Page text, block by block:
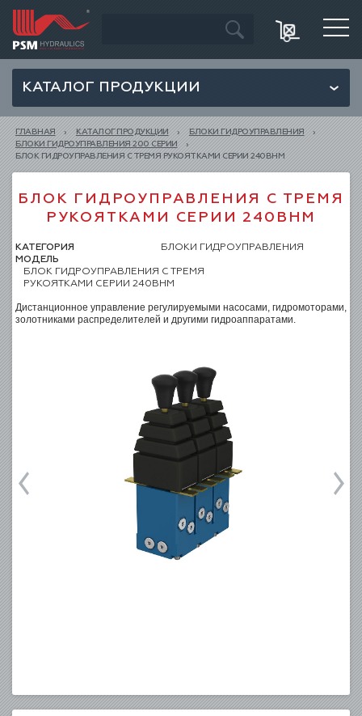
КАТАЛОГ ПРОДУКЦИИ
ГЛАВНАЯ КАТАЛОГ ПРОДУКЦИИ
БЛОКИ ГИДРОУПРАВЛЕНИЯ
БЛОКИ ГИДРОУПРАВЛЕНИЯ 200 СЕРИИ
БЛОК ГИДРОУПРАВЛЕНИЯ С ТРЕМЯ РУКОЯТКАМИ СЕРИИ 240BHM
БЛОК ГИДРОУПРАВЛЕНИЯ С ТРЕМЯ
РУКОЯТКАМИ СЕРИИ 240BHM
КАТЕГОРИЯ
БЛОКИ ГИДРОУПРАВЛЕНИЯ
МОДЕЛЬ
БЛОК ГИДРОУПРАВЛЕНИЯ С ТРЕМЯ
РУКОЯТКАМИ СЕРИИ 240BHM
Дистанционное управление регулируемыми насосами, гидромоторами,
золотниками распределителей и другими гидроаппаратами.